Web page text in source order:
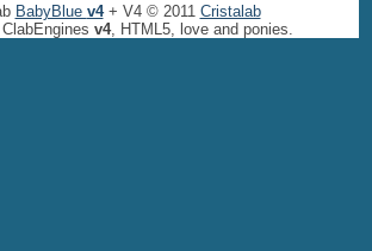
BabyBlue v4+ V4 © 2011 Cristalab
v4, HTML5, love and ponies.